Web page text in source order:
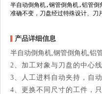
半自动倒角机,钢管倒角机,铝管倒
准确不变，刀盘经过特殊设计、刀
产品详细信息
半自动倒角机 钢管倒角机 铝
2
、加工对象与刀盘的中心
3 、人工进料自动夹持，自
4 、更换不同尺寸的工件，